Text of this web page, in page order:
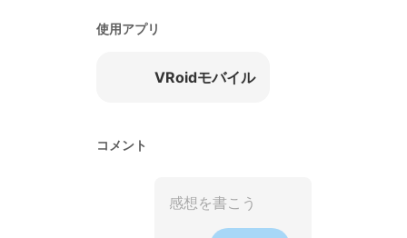
使用アプリ
VRoidモバイル
コメント